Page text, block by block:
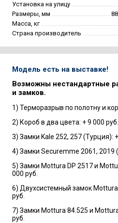
Установка на улицу
Размеры, мм
Масса, кг
Страна производитель
Модель есть на выставке!
Возможны нестандартные
и замков.
1) Терморазрыв по полотну и
2) Короб в два цвета: + 9 000 руб.
3) Замки Kale 252, 257 (Турция): +
4) Замки Securemme 2061, 2019
5) Замки Mottura DP 2517 и
000 руб.
6) Двухсистемный замок
руб.
7) Замки Mottura 84.525 и
руб.